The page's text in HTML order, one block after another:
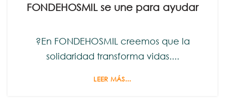
FONDEHOSMIL se une para ayudar
?En FONDEHOSMIL creemos que la
solidaridad transforma vidas....
LEER MÁS...